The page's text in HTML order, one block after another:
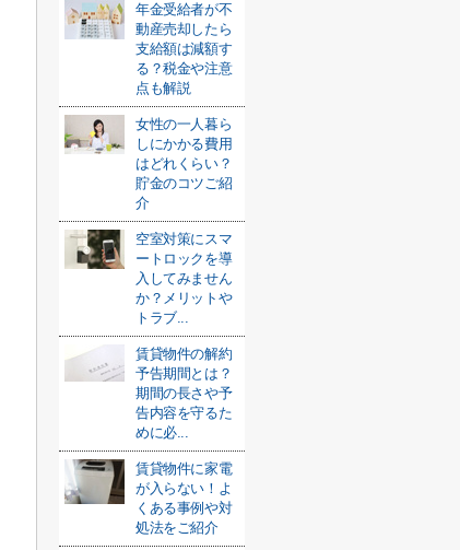
年金受給者が不
動産売却したら
支給額は減額す
る？税金や注意
点も解説
女性の一人暮ら
しにかかる費用
はどれくらい？
貯金のコツご紹
介
空室対策にスマ
ートロックを導
入してみません
か？メリットや
トラブ...
賃貸物件の解約
予告期間とは？
期間の長さや予
告内容を守るた
めに必...
賃貸物件に家電
が入らない！よ
くある事例や対
処法をご紹介